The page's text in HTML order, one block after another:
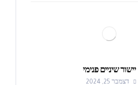
יישור שיניים פנימי
דצמבר 25, 2024